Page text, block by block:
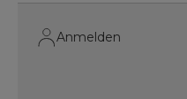
Anmelden